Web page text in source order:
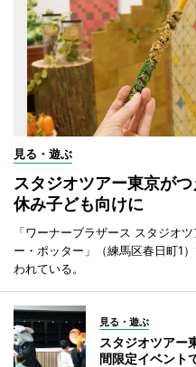
見る・遊ぶ
スタジオツアー東京が
休み子ども向けに
「ワーナーブラザース スタジオ
ー・ポッター」（練馬区春日町1
われている。
見る・遊ぶ
スタジオツア
間限定イベント